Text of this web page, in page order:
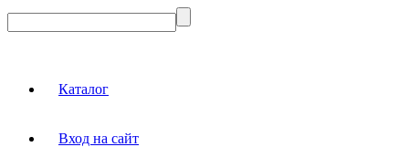
Каталог
Вход на сайт